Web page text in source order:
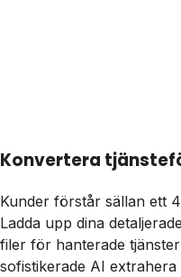
Konvertera
Kunder förstår sällan ett
Ladda upp dina
filer för hanterade
sofistikerade AI